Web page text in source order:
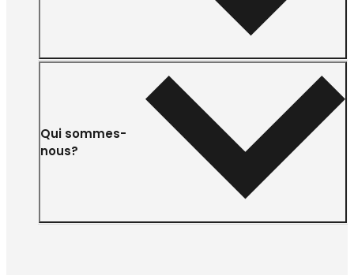
Qui sommes-
nous?